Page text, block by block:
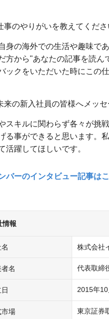
事のやりがいを教えてくださ
身の海外での生活や趣味で
方から"あなたの記事を読ん
ックをいただいた時にこの
来の新入社員の皆様へメッセ
スキルに関わらず各々が挑
る事ができると思います。
活躍してほしいです。
バーのインタビュー記事は
情報
株式会社
名
2015年10
市場